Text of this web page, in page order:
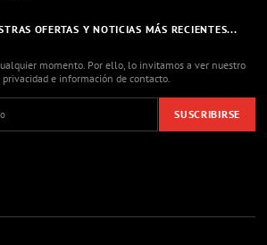
OFERTAS Y NOTICIAS MÁS RECIENTES...
momento. Por ello, lo invitamos a ver nuestro
privacidad e información de contacto.